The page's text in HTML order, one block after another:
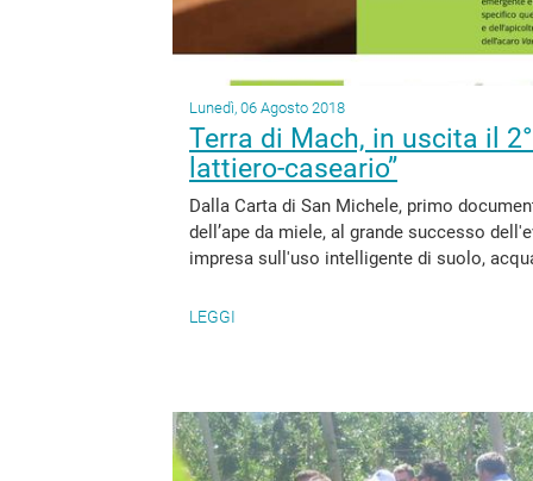
Lunedì, 06 Agosto 2018
Terra di Mach, in uscita il
lattiero-caseario”
Dalla Carta di San Michele, primo
dell’ape da miele, al grande successo
impresa sull'uso intelligente di suolo,
LEGGI